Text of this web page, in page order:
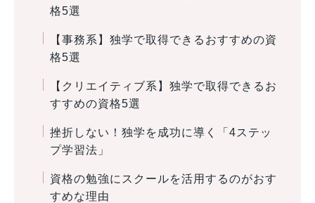
格5選
【事務系】独学で取得できるおすすめの資
格5選
【クリエイティブ系】独学で取得できるお
すすめの資格5選
挫折しない！独学を成功に導く「4ステッ
プ学習法」
資格の勉強にスクールを活用するのがおす
すめな理由